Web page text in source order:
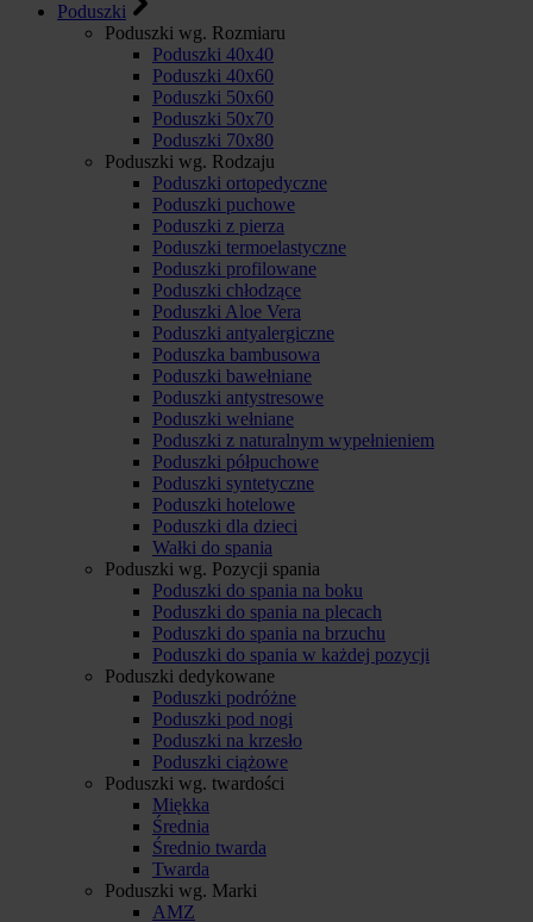
Poduszki
Poduszki wg. Rozmiaru
Poduszki 40x40
Poduszki 40x60
Poduszki 50x60
Poduszki 50x70
Poduszki 70x80
Poduszki wg. Rodzaju
Poduszki ortopedyczne
Poduszki puchowe
Poduszki z pierza
Poduszki termoelastyczne
Poduszki profilowane
Poduszki chłodzące
Poduszki Aloe Vera
Poduszki antyalergiczne
Poduszka bambusowa
Poduszki bawełniane
Poduszki antystresowe
Poduszki wełniane
Poduszki z naturalnym wypełnieniem
Poduszki półpuchowe
Poduszki syntetyczne
Poduszki hotelowe
Poduszki dla dzieci
Wałki do spania
Poduszki wg. Pozycji spania
Poduszki do spania na boku
Poduszki do spania na plecach
Poduszki do spania na brzuchu
Poduszki do spania w każdej pozycji
Poduszki dedykowane
Poduszki podróżne
Poduszki pod nogi
Poduszki na krzesło
Poduszki ciążowe
Poduszki wg. twardości
Miękka
Średnia
Średnio twarda
Twarda
Poduszki wg. Marki
AMZ